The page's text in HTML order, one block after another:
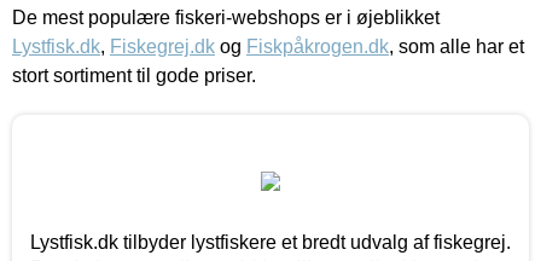
De mest populære fiskeri-webshops er i øjeblikket
Lystfisk.dk, Fiskegrej.dk og Fiskpåkrogen.dk, som alle har et
stort sortiment til gode priser.
Lystfisk.dk tilbyder lystfiskere et bredt udvalg af fiskegrej.